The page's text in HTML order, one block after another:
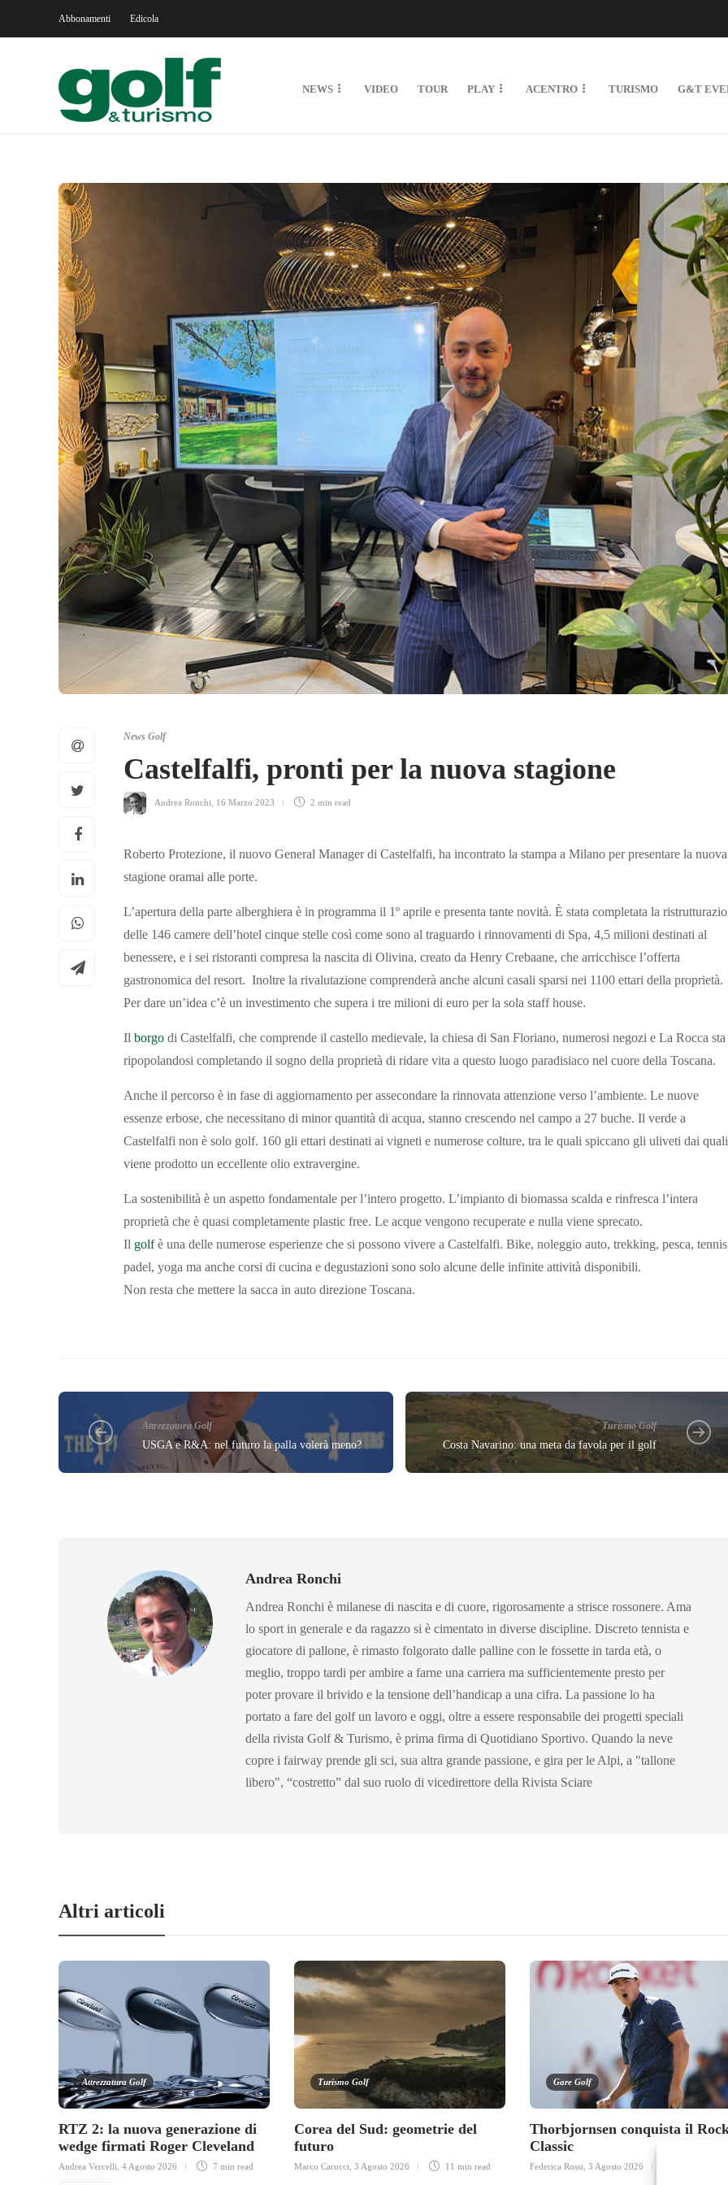
Abbonamenti Edicola
NEWS VIDEO TOUR PLAY ACENTRO TURISMO G&T
News Golf
Castelfalfi, pronti per la nuova stagione
Andrea Ronchi 16 Marzo 2023 2 min read
Roberto Protezione, il nuovo General Manager di Castelfalfi, ha incontrato la stampa a Milano per presentare la nuova
stagione oramai alle porte.
L’apertura della parte alberghiera è in programma il 1º aprile e presenta tante novità. È stata completata la
delle 146 camere dell’hotel cinque stelle così come sono al traguardo i rinnovamenti di Spa, 4,5 milioni destinati al
benessere, e i sei ristoranti compresa la nascita di Olivina, creato da Henry Crebaane, che arricchisce l’offerta
gastronomica del resort. Inoltre la rivalutazione comprenderà anche alcuni casali sparsi nei 1100 ettari della proprietà.
Per dare un’idea c’è un investimento che supera i tre milioni di euro per la sola staff house.
Il borgo di Castelfalfi, che comprende il castello medievale, la chiesa di San Floriano, numerosi negozi e La Rocca sta
ripopolandosi completando il sogno della proprietà di ridare vita a questo luogo paradisiaco nel cuore della Toscana.
Anche il percorso è in fase di aggiornamento per assecondare la rinnovata attenzione verso l’ambiente. Le nuove
essenze erbose, che necessitano di minor quantità di acqua, stanno crescendo nel campo a 27 buche. Il verde a
Castelfalfi non è solo golf. 160 gli ettari destinati ai vigneti e numerose colture, tra le quali spiccano gli uliveti dai quali
viene prodotto un eccellente olio extravergine.
La sostenibilità è un aspetto fondamentale per l’intero progetto. L’impianto di biomassa scalda e rinfresca l’intera
proprietà che è quasi completamente plastic free. Le acque vengono recuperate e nulla viene sprecato.
Il golfè una delle numerose esperienze che si possono vivere a Castelfalfi. Bike, noleggio auto, trekking, pesca,
padel, yoga ma anche corsi di cucina e degustazioni sono solo alcune delle infinite attività disponibili.
Non resta che mettere la sacca in auto direzione Toscana.
Attrezzatura Golf
USGA e R&A: nel futuro la palla volerà meno?
Turismo Golf
Costa Navarino: una meta da favola per il golf
Andrea Ronchi
Andrea Ronchi è milanese di nascita e di cuore, rigorosamente a strisce rossonere. Ama
lo sport in generale e da ragazzo si è cimentato in diverse discipline. Discreto tennista e
giocatore di pallone, è rimasto folgorato dalle palline con le fossette in tarda età, o
meglio, troppo tardi per ambire a farne una carriera ma sufficientemente presto per
poter provare il brivido e la tensione dell’handicap a una cifra. La passione lo ha
portato a fare del golf un lavoro e oggi, oltre a essere responsabile dei progetti speciali
della rivista Golf & Turismo, è prima firma di Quotidiano Sportivo. Quando la neve
copre i fairway prende gli sci, sua altra grande passione, e gira per le Alpi, a "tallone
libero", “costretto” dal suo ruolo di vicedirettore della Rivista Sciare
Altri articoli
Attrezzatura Golf
RTZ 2: la nuova generazione di
wedge firmati Roger Cleveland
Andrea Vercelli 4 Agosto 2026 7 min read
Turismo Golf
Corea del Sud: geometrie del
futuro
Marco Carucci 3 Agosto 2026 11 min read
Gare Golf
Thorbjornsen conquista il
Classic
Federica Rossi 3 Agosto 2026